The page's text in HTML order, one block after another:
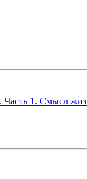
Часть 1. Смысл